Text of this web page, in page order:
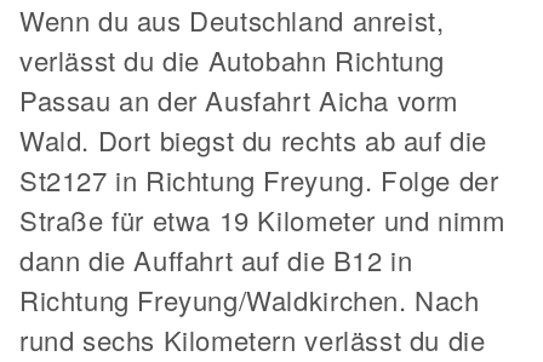
Wenn du aus Deutschland anreist,
verlässt du die Autobahn Richtung
Passau an der Ausfahrt Aicha vorm
Wald. Dort biegst du rechts ab auf die
St2127 in Richtung Freyung. Folge der
Straße für etwa 19 Kilometer und nimm
dann die Auffahrt auf die B12 in
Richtung Freyung/Waldkirchen. Nach
rund sechs Kilometern verlässt du die